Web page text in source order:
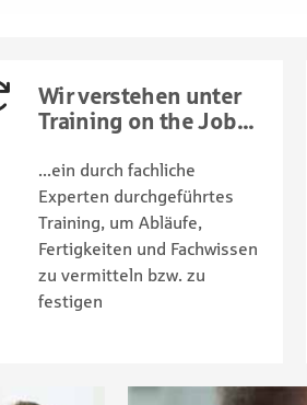
Wir verstehen unter
Training on the Job...
...ein durch fachliche
Experten durchgeführtes
Training, um Abläufe,
Fertigkeiten und Fachwissen
zu vermitteln bzw. zu
festigen